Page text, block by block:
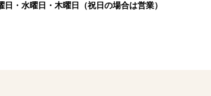
日・水曜日・木曜日（祝日の場合は営業）